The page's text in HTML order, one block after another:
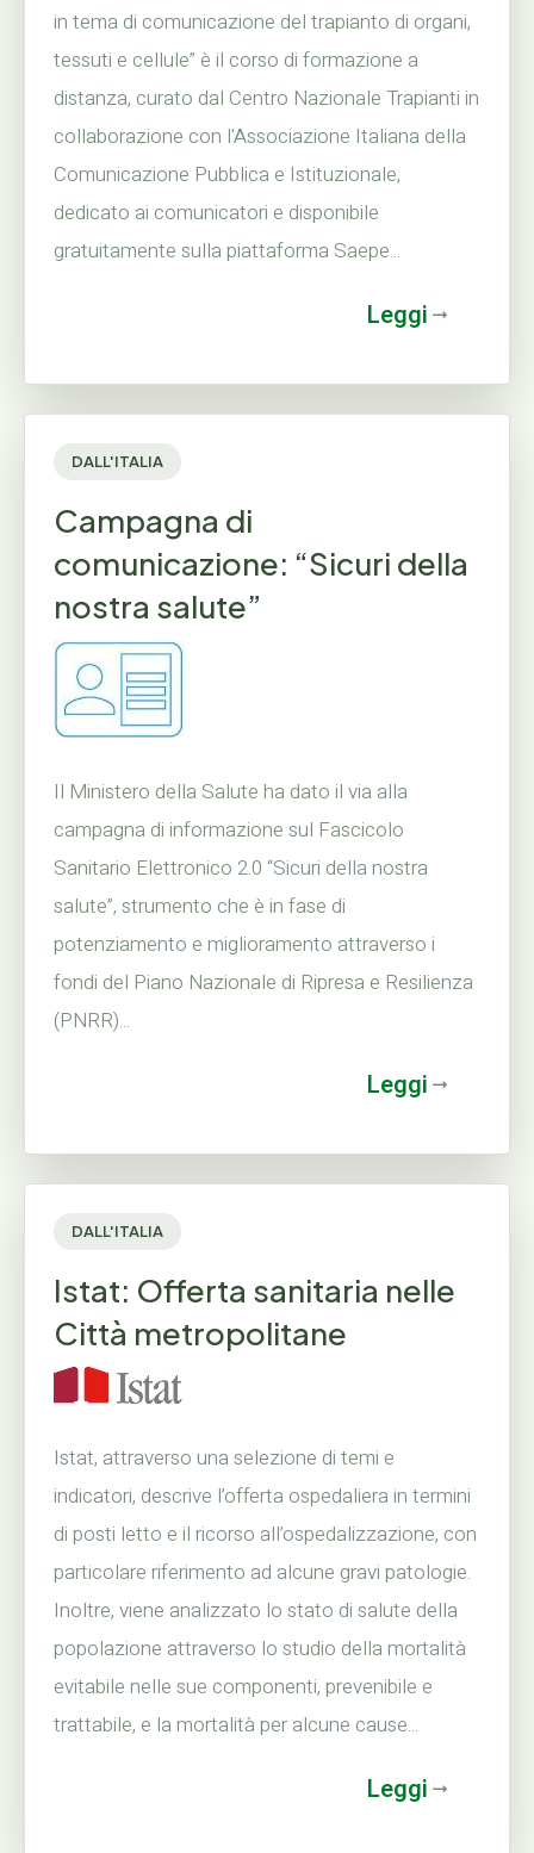
in tema di comunicazione del trapianto di organi,
tessuti e cellule” è il corso di formazione a
distanza, curato dal Centro Nazionale Trapianti in
collaborazione con l'Associazione Italiana della
Comunicazione Pubblica e Istituzionale,
dedicato ai comunicatori e disponibile
gratuitamente sulla piattaforma Saepe...
Leggi
DALL'ITALIA
Campagna di
comunicazione: “Sicuri della
nostra salute”
Il Ministero della Salute ha dato il via alla
campagna di informazione sul Fascicolo
Sanitario Elettronico 2.0 “Sicuri della nostra
salute”, strumento che è in fase di
potenziamento e miglioramento attraverso i
fondi del Piano Nazionale di Ripresa e Resilienza
(PNRR)...
Leggi
DALL'ITALIA
Istat: Offerta sanitaria nelle
Città metropolitane
Istat, attraverso una selezione di temi e
indicatori, descrive l’offerta ospedaliera in termini
di posti letto e il ricorso all’ospedalizzazione, con
particolare riferimento ad alcune gravi patologie.
Inoltre, viene analizzato lo stato di salute della
popolazione attraverso lo studio della mortalità
evitabile nelle sue componenti, prevenibile e
trattabile, e la mortalità per alcune cause...
Leggi